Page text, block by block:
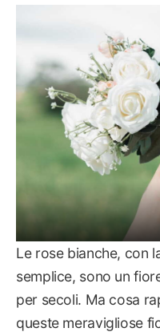
Le rose bianche, con
semplice, sono un
per secoli. Ma cosa
queste meravigliose